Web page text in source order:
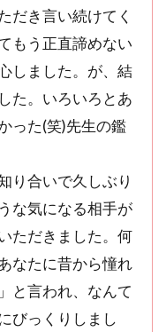
だき言い続けてく
もう正直諦めない
しました。が、結
た。いろいろとあ
った(笑)先生の鑑
り合いで久しぶり
な気になる相手が
ただきました。何
なたに昔から憧れ
と言われ、なんて
びっくりしまし